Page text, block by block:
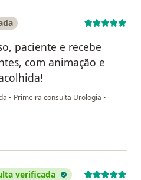
paciente e recebe
com animação e
• Primeira consulta Urologia •
verificada